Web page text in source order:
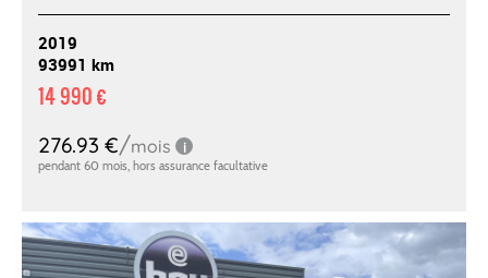
2019
93991 km
14 990 €